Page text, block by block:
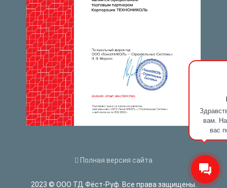
вам.
вас
Полная версия сайта
2023 © ООО ТД Фёст-Руф. Все права защищены.